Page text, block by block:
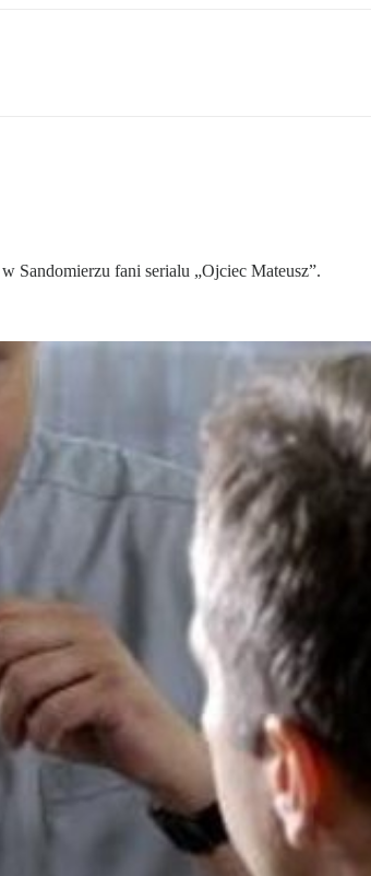
Sandomierzu fani serialu „Ojciec Mateusz”.